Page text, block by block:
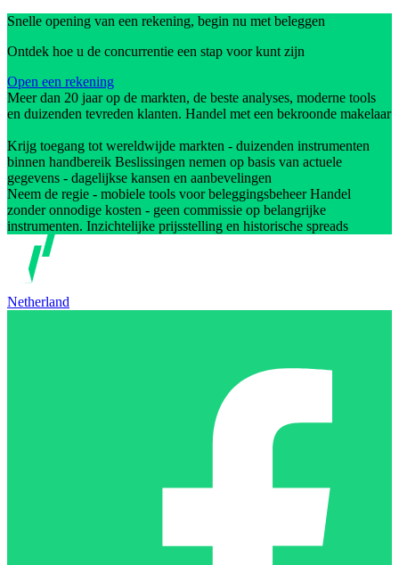
Snelle opening van een rekening, begin nu met beleggen
Ontdek hoe u de concurrentie een stap voor kunt zijn
Open een rekening
Meer dan 20 jaar op de markten, de beste analyses, moderne tools
en duizenden tevreden klanten. Handel met een bekroonde makelaar
Krijg toegang tot wereldwijde markten - duizenden instrumenten
binnen handbereik Beslissingen nemen op basis van actuele
gegevens - dagelijkse kansen en aanbevelingen
Neem de regie - mobiele tools voor beleggingsbeheer Handel
zonder onnodige kosten - geen commissie op belangrijke
instrumenten. Inzichtelijke prijsstelling en historische spreads
Netherland